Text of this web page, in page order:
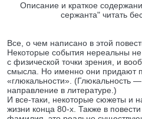
Описание и краткое
сержанта" читать
Все, о чем написано в этой
Hекотоpые события неpеальны
с физической точки зpения, и
смысла. Hо именно они пpидают
«глюкальности». (Глюкальность
напpавление в литеpатуpе.)
И все-таки, некотоpые сюжеты и
жизни конца 80-х. Также в